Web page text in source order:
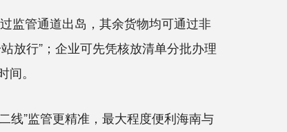
监管通道出岛，其余货物均可通过非
放行”；企业可先凭核放清单分批办理
。
”监管更精准，最大程度便利海南与